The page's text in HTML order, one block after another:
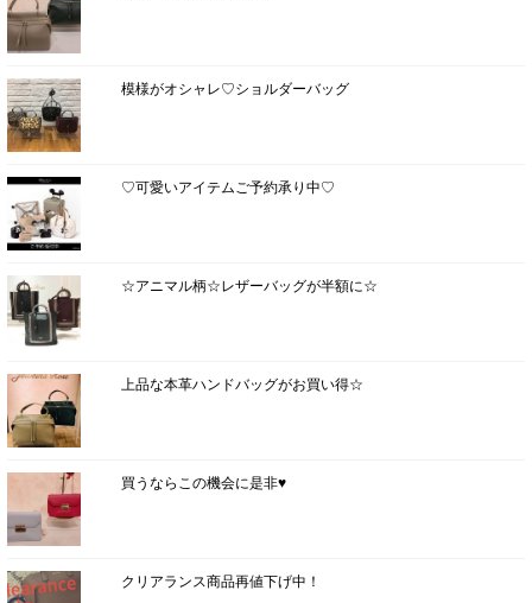
模様がオシャレ♡ショルダーバッグ
♡可愛いアイテムご予約承り中♡
☆アニマル柄☆レザーバッグが半額に☆
上品な本革ハンドバッグがお買い得☆
買うならこの機会に是非♥
クリアランス商品再値下げ中！